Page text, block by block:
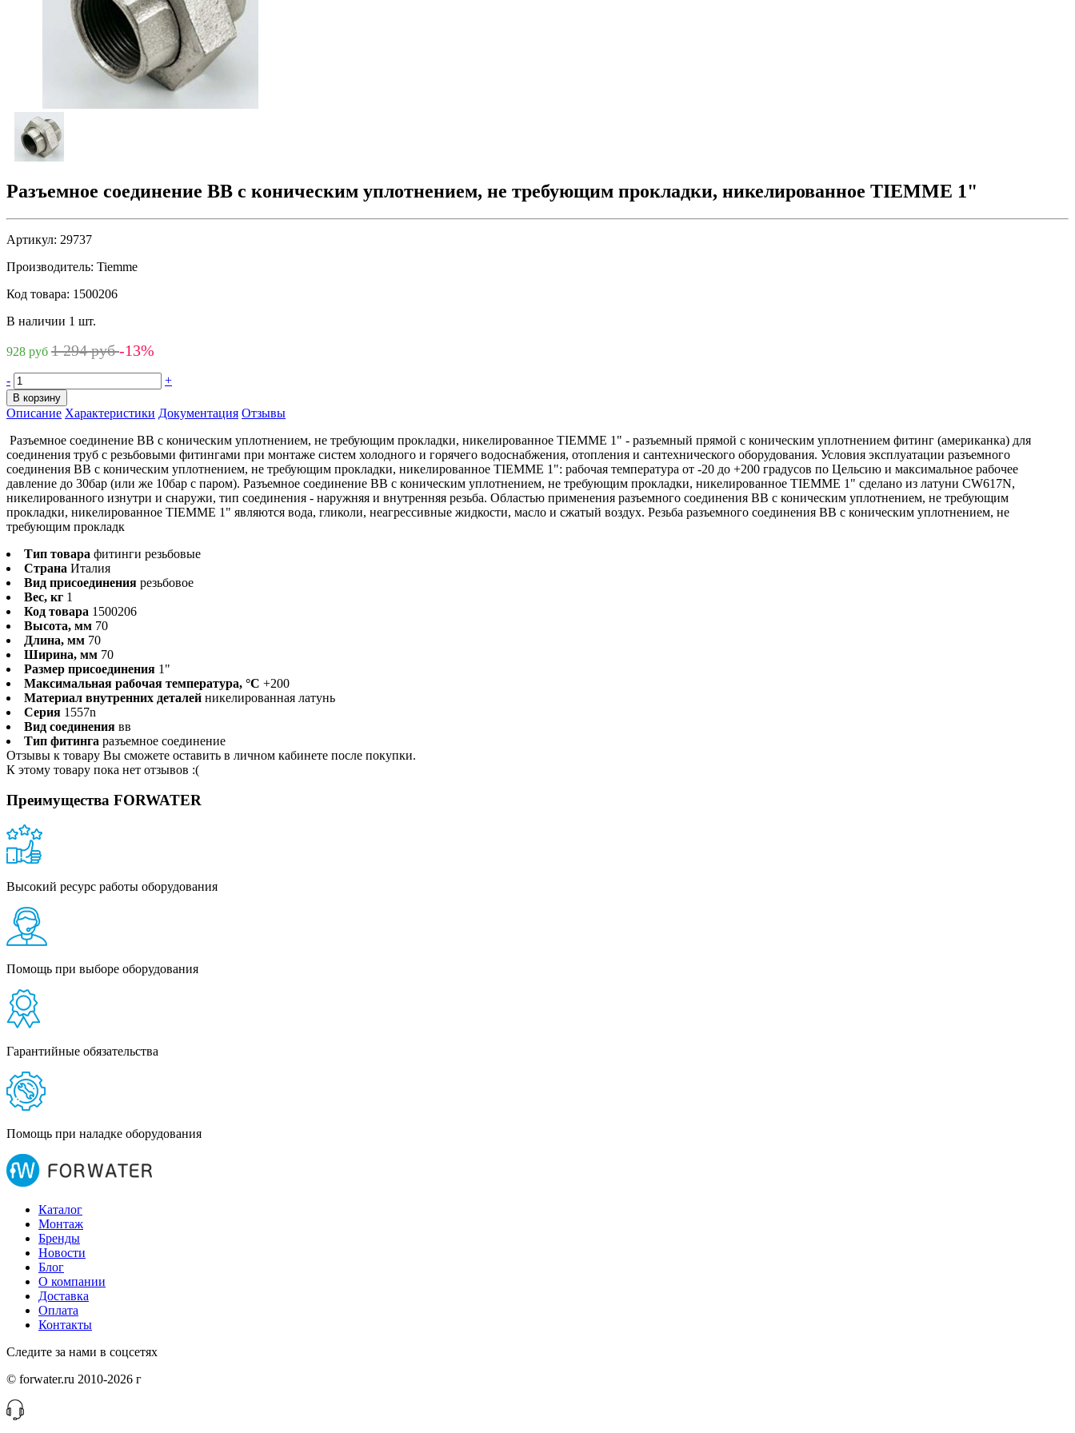
Разъемное соединение ВВ с коническим уплотнением, не требующим прокладки, никелированное TIEMME 1"
Артикул: 29737
Производитель: Tiemme
Код товара: 1500206
В наличии 1 шт.
928 руб 1 294 руб-13%
- +
В корзину
Описание Характеристики Документация Отзывы
Разъемное соединение ВВ с коническим уплотнением, не требующим прокладки, никелированное TIEMME 1" - разъемный прямой с коническим уплотнением фитинг (американка) для
соединения труб с резьбовыми фитингами при монтаже систем холодного и горячего водоснабжения, отопления и сантехнического оборудования. Условия эксплуатации разъемного
соединения ВВ с коническим уплотнением, не требующим прокладки, никелированное TIEMME 1": рабочая температура от -20 до +200 градусов по Цельсию и максимальное рабочее
давление до 30бар (или же 10бар с паром). Разъемное соединение ВВ с коническим уплотнением, не требующим прокладки, никелированное TIEMME 1" сделано из латуни CW617N,
никелированного изнутри и снаружи, тип соединения - наружняя и внутренняя резьба. Областью применения разъемного соединения ВВ с коническим уплотнением, не требующим
прокладки, никелированное TIEMME 1" являются вода, гликоли, неагрессивные жидкости, масло и сжатый воздух. Резьба разъемного соединения ВВ с коническим уплотнением, не
требующим прокладк
Тип товара фитинги резьбовые
Страна Италия
Вид присоединения резьбовое
Вес, кг 1
Код товара 1500206
Высота, мм 70
Длина, мм 70
Ширина, мм 70
Размер присоединения 1"
Максимальная рабочая температура, °С +200
Материал внутренних деталей никелированная латунь
Серия 1557n
Вид соединения вв
Тип фитинга разъемное соединение
Отзывы к товару Вы сможете оставить в личном кабинете после покупки.
К этому товару пока нет отзывов :(
Преимущества FORWATER
Высокий ресурс работы оборудования
Помощь при выборе оборудования
Гарантийные обязательства
Помощь при наладке оборудования
Каталог
Монтаж
Бренды
Новости
Блог
О компании
Доставка
Оплата
Контакты
Следите за нами в соцсетях
© forwater.ru 2010-2026 г